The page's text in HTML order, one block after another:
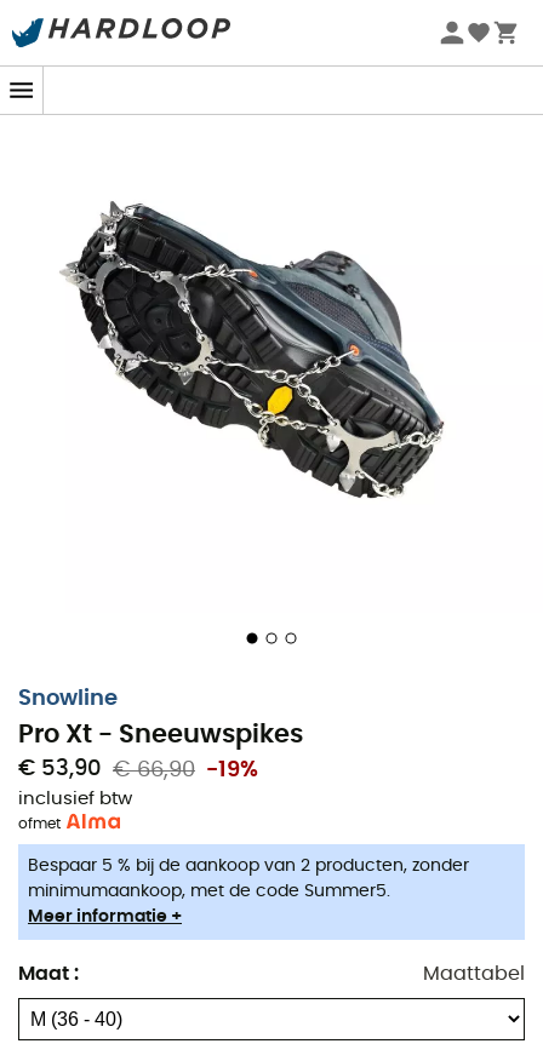
Zomeraanbiedingen 🔥 -5% EXTRA vanaf 2 producten* met
Snowline
Pro Xt - Sneeuwspikes
€ 53,90 € 66,90 -19%
inclusief btw
ofmet
Bespaar 5 % bij de aankoop van 2 producten, zonder
minimumaankoop, met de code Summer5.
Meer informatie +
Maat : Maattabel
DePro XT sneeuwspikes
zijn krachtige en
efficiënte spikes die zorgen voor uitstekende grip op
sneeuw of ijs. Met 6 extra punten bij de tenen zijn dePro